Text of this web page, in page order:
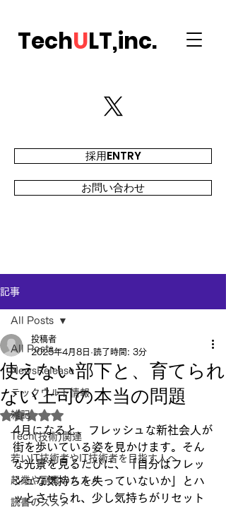
TechULT,inc.
採用ENTRY
お問い合わせ
記事
All Posts
NewsRelease
テックウルト情報
雑記
Tech(技術)関連
若いIT技術者やIT技術者を目指す人へ
起業や副業のススメ
読書のススメ
All Posts
使えない部下と、育てられ
ない上司の本当の問題
投稿者
2025年4月8日 読了時間: 3分
5つ星のうちNaNと評価されています。
4月になると、フレッシュな新社会人が
街を歩いている姿を見かけます。そん
な光景を見るたびに、「自分はフレッ
シュな気持ちを失っていないか」とハ
ッとさせられ、少し気持ちがリセット